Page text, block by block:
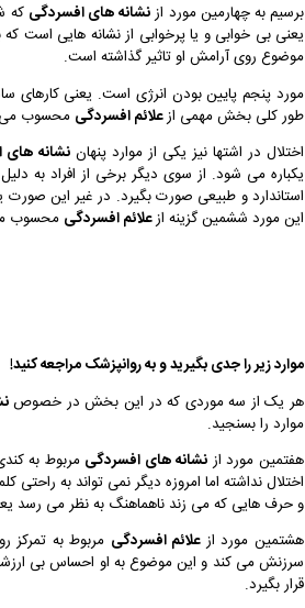
برسیم به چهارمین مورد ازنشانه های افسردگی که
یعنی بی خوابی و یا پرخوابی از نشانه هایی است
موضوع روی آرامش او تاثیر گذاشته است.
مورد پنجم پایین بودن انرژی است. یعنی
طور کلی بخش مهمی ازعلائم افسردگی محسوب
اختلال در اشتها نیز یکی از موارد پنهاننشانه
یکباره می شود. از سوی دیگر برخی از افراد به
استاندارد و طبیعی صورت بگیرد. در غیر این صورت
این مورد ششمین گزینه ازعلائم افسردگی محسوب
موارد زیر را جدی بگیرید و به روانپزشک مراجعه کنید!
هر یک از سه موردی که در این بخش در خصوص
موارد را بسنجید.
هفتمین مورد از نشانه های افسردگی مربوط به
اختلال نداشته اما امروزه دیگر نمی تواند به
و حرف هایی که می زند ناهماهنگ به نظر می رسد
هشتمین مورد ازعلائم افسردگی مربوط به تمرکز
سرزنش می کند و این موضوع به او احساس بی
قرار بگیرد.